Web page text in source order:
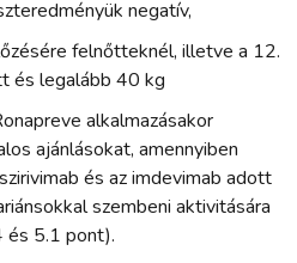
negatív,
felnőtteknél, illetve a 12.
és legalább 40 kg
alkalmazásakor
ajánlásokat, amennyiben
és az imdevimab adott
szembeni aktivitására
és 5.1 pont).